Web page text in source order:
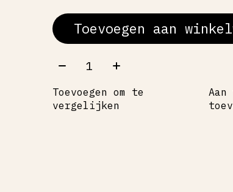
Toevoegen aan
Aantal:
Toevoegen om te
vergelijken